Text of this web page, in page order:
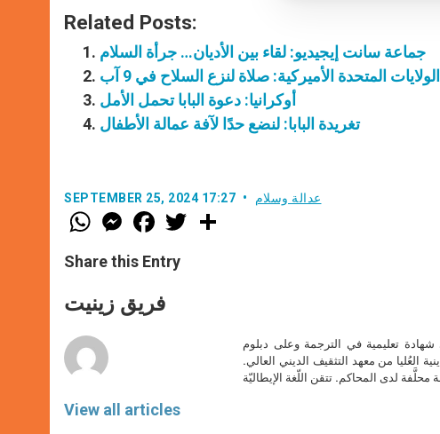
Related Posts:
جماعة سانت إيجيديو: لقاء بين الأديان… جرأة السلام
الولايات المتحدة الأميركية: صلاة لنزع السلاح في 9 آب
أوكرانيا: دعوة البابا تحمل الأمل
تغريدة البابا: لنضع حدًا لآفة عمالة الأطفال
SEPTEMBER 25, 2024 17:27 عدالة وسلام
W
h
t
s
p
p
M
e
s
e
g
e
F
a
e
b
o
k
w
Share this Entry
فريق زينيت
View all articles
شهادة تعليمية في الترجمة وعلى دبلوم
العُليا من معهد التثقيف الديني العالي.
محلَّفة لدى المحاكم. تتقن اللّغة الإيطاليّة